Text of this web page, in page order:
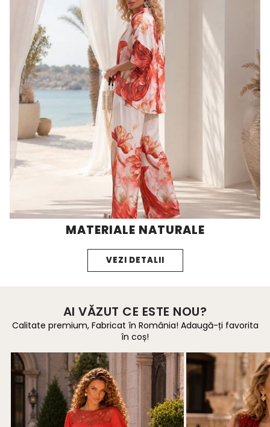
MATERIALE NATURALE
VEZI DETALII
AI VĂZUT CE ESTE NOU?
Calitate premium, Fabricat în România! Adaugă-ți favorita
în coș!